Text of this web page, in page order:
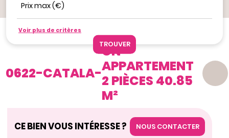
Voir plus de critères
Prix max (€)
Nos offres RESIDENCE CATALA
Ajouter aux favoris
0622-CATALA-
CN
APPARTEMENT
2 PIÈCES 40.85
M²
CE BIEN VOUS INTÉRESSE ? NOUS CONTACTER